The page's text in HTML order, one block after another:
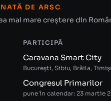
DE ARSC
mai mare creștere din
PARTICIPĂ
Caravana Smart City
București, Sibiu, Brăila,
Congresul Primarilor
pune în calendar: 23 martie